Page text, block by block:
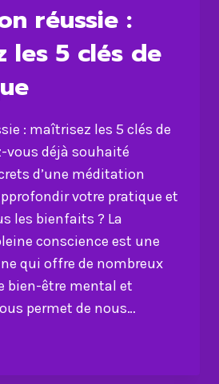
réussie :
les 5 clés de
: maîtrisez les 5 clés de
vous déjà souhaité
d’une méditation
votre pratique et
les bienfaits ? La
conscience est une
qui offre de nombreux
bien-être mental et
permet de nous…